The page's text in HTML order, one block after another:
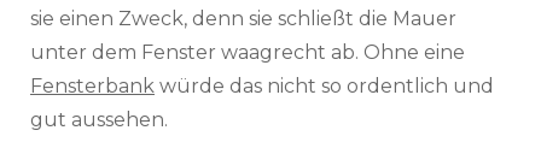
sie einen Zweck, denn sie schließt die Mauer
unter dem Fenster waagrecht ab. Ohne eine
Fensterbank würde das nicht so ordentlich und
gut aussehen.